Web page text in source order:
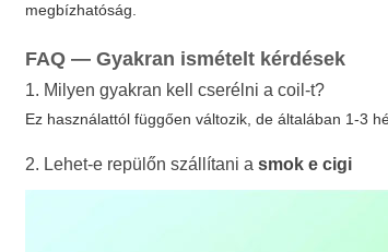
megbízhatóság.
FAQ — Gyakran ismételt kérdések
1. Milyen gyakran kell cserélni a coil-t?
Ez használattól függően változik, de általában 1-3
2. Lehet-e repülőn szállítani asmok e cigi